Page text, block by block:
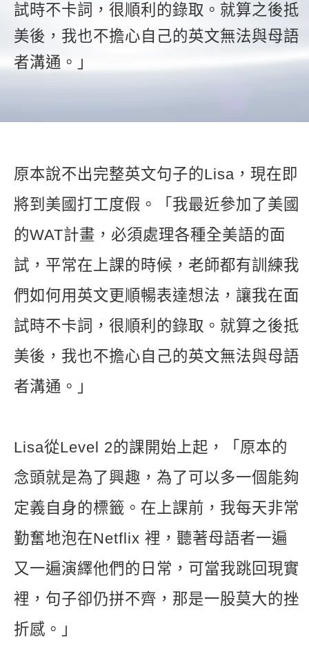
試時不卡詞，很順利的錄取。就算之後抵
美後，我也不擔心自己的英文無法與母語
者溝通。」
原本說不出完整英文句子的Lisa，現在即
將到美國打工度假。「我最近參加了美國
的WAT計畫，必須處理各種全美語的面
試，平常在上課的時候，老師都有訓練我
們如何用英文更順暢表達想法，讓我在面
試時不卡詞，很順利的錄取。就算之後抵
美後，我也不擔心自己的英文無法與母語
者溝通。」
Lisa從Level 2的課開始上起，「原本的
念頭就是為了興趣，為了可以多一個能夠
定義自身的標籤。在上課前，我每天非常
勤奮地泡在Netflix 裡，聽著母語者一遍
又一遍演繹他們的日常，可當我跳回現實
裡，句子卻仍拼不齊，那是一股莫大的挫
折感。」